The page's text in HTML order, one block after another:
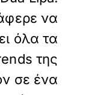
να
όλα τα
της
σε ένα